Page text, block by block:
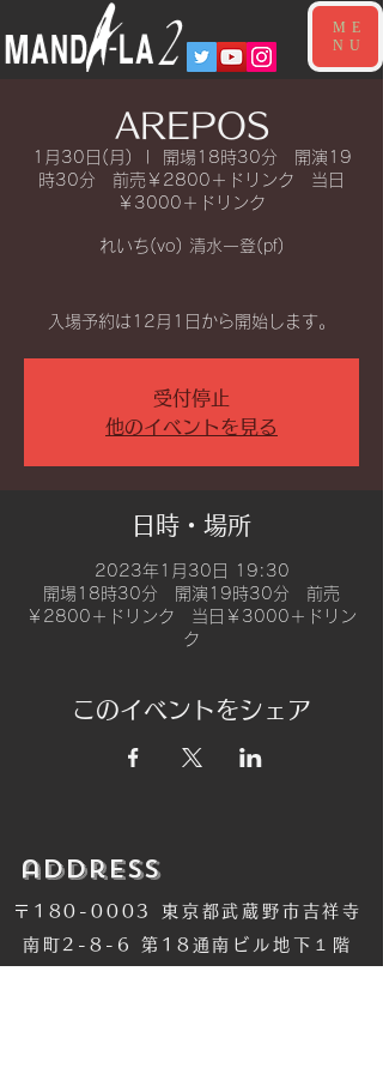
ME
NU
AREPOS
1月30日(月)
開場18時30分 開演19
時30分 前売￥2800＋ドリンク 当日
￥3000＋ドリンク
れいち(vo) 清水一登(pf)
入場予約は12月1日から開始します。
受付停止
他のイベントを見る
日時・場所
2023年1月30日 19:30
開場18時30分 開演19時30分 前売
￥2800＋ドリンク 当日￥3000＋ドリン
ク
このイベントをシェア
​address
〒180-0003 東京都武蔵野市吉祥寺
南町2-8-6 第18通南ビル地下１階